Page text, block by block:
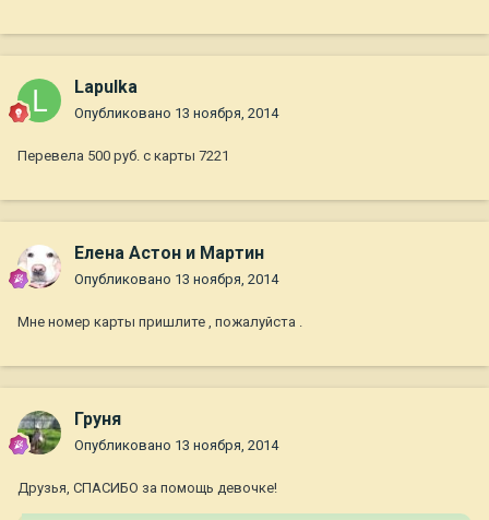
Lapulka
Опубликовано 13 ноября, 2014
Перевела 500 руб. с карты 7221
Елена Астон и Мартин
Опубликовано 13 ноября, 2014
Мне номер карты пришлите , пожалуйста .
Груня
Опубликовано 13 ноября, 2014
Друзья, СПАСИБО за помощь девочке!